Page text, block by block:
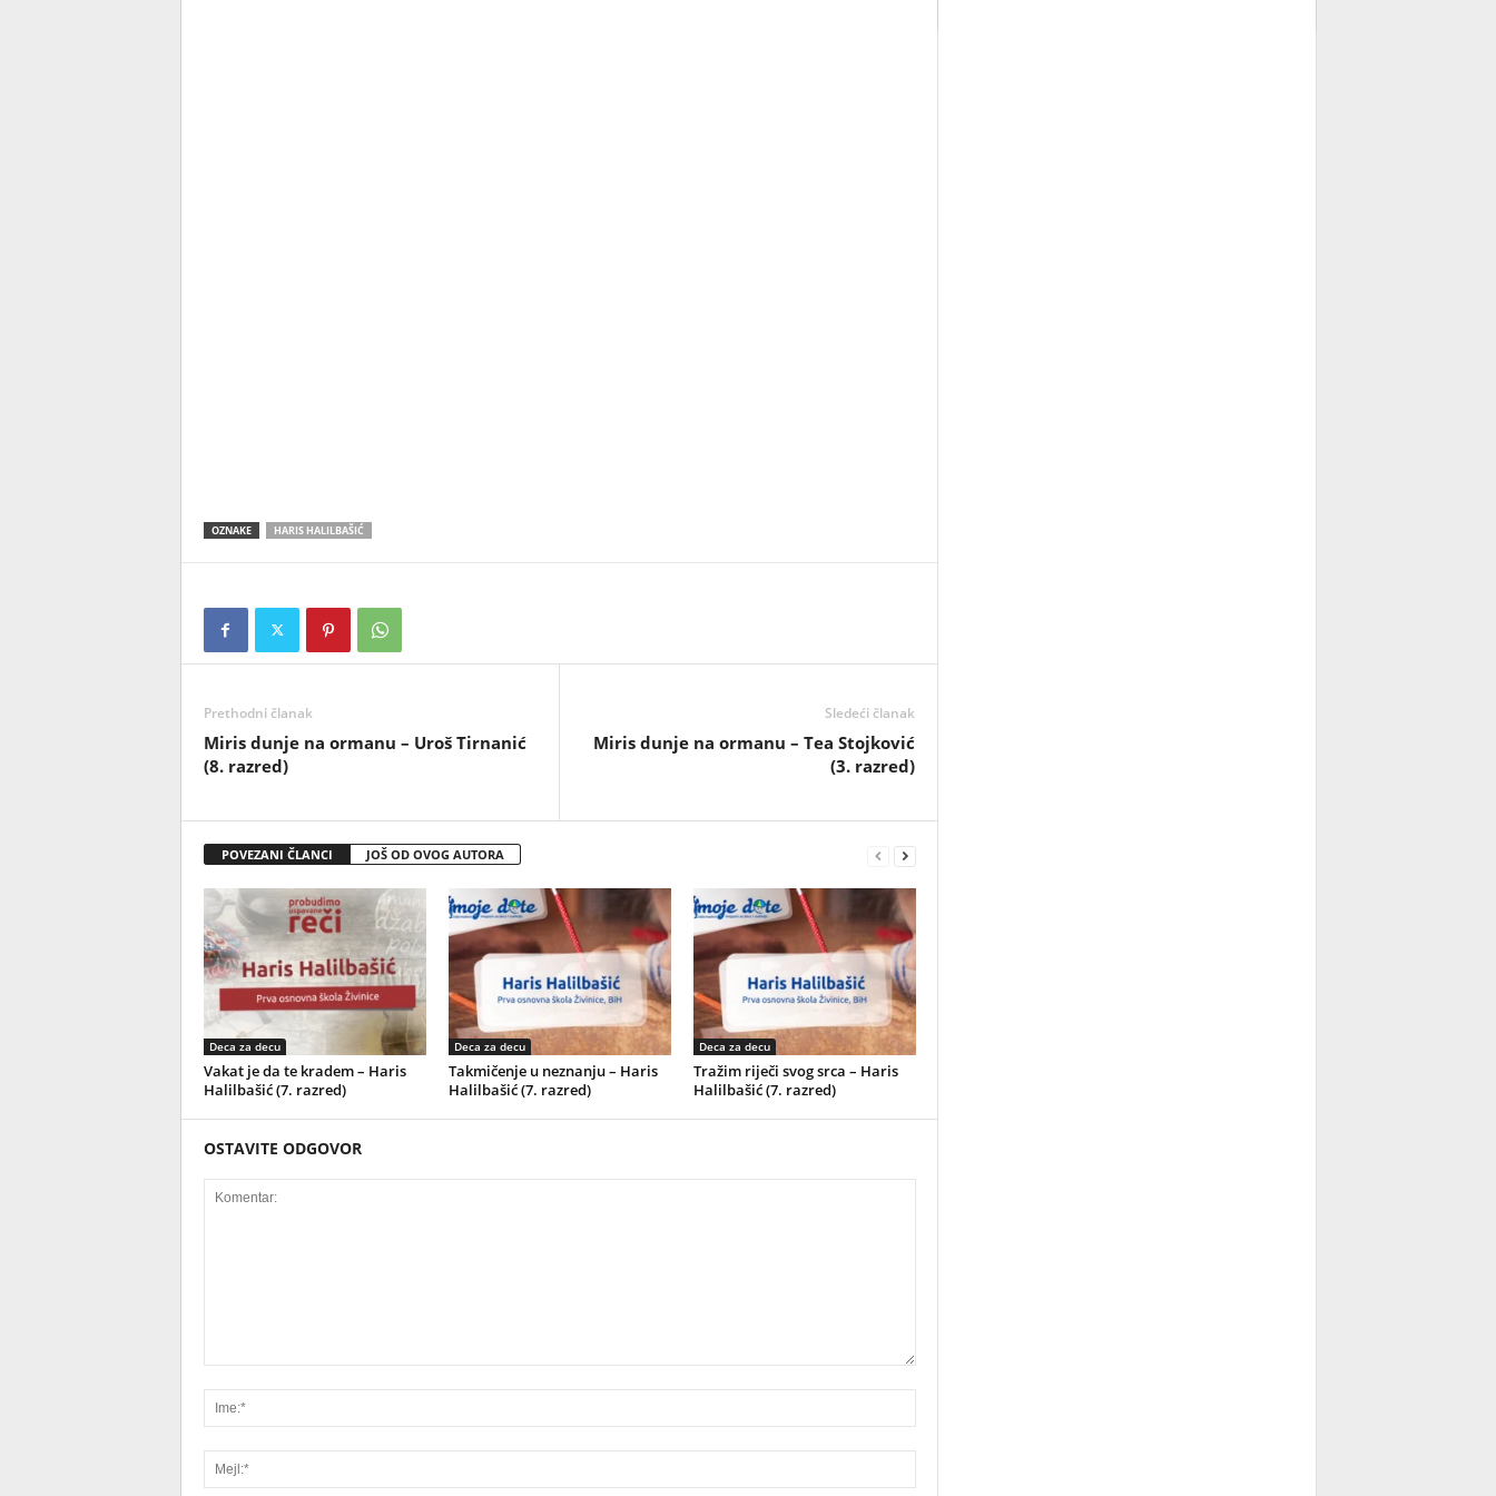
OZNAKE HARIS HALILBAŠIĆ
Prethodni članak
Miris dunјe na ormanu – Uroš Tirnanić
(8. razred)
Sledeći članak
Miris dunje na ormanu – Tea Stojković
(3. razred)
POVEZANI ČLANCI JOŠ OD OVOG AUTORA
Deca za decu
Vakat je da te kradem – Haris
Halilbašić (7. razred)
Deca za decu
Takmičenje u neznanju – Haris
Halilbašić (7. razred)
Deca za decu
Tražim riječi svog srca – Haris
Halilbašić (7. razred)
OSTAVITE ODGOVOR